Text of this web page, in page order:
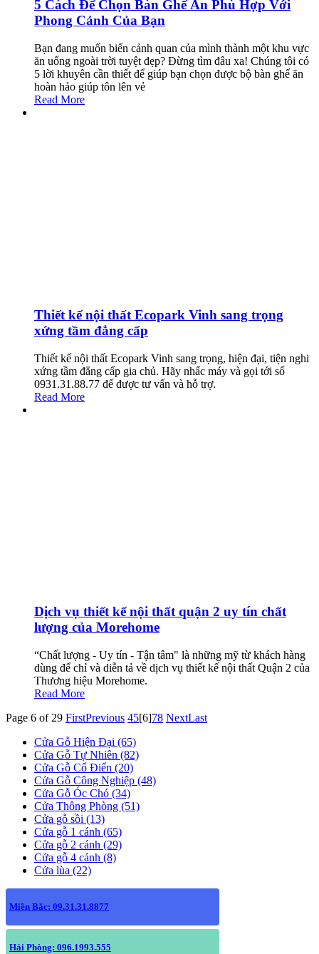
5 Cách Để Chọn Bàn Ghế Ăn Phù Hợp Với
Phong Cảnh Của Bạn
Bạn đang muốn biến cảnh quan của mình thành một khu vực
ăn uống ngoài trời tuyệt đẹp? Đừng tìm đâu xa! Chúng tôi có
5 lời khuyên cần thiết để giúp bạn chọn được bộ bàn ghế ăn
hoàn hảo giúp tôn lên vẻ
Read More
Thiết kế nội thất Ecopark Vinh sang trọng
xứng tầm đẳng cấp
Thiết kế nội thất Ecopark Vinh sang trọng, hiện đại, tiện nghi
xứng tầm đẳng cấp gia chủ. Hãy nhấc máy và gọi tới số
0931.31.88.77 để được tư vấn và hỗ trợ.
Read More
Dịch vụ thiết kế nội thất quận 2 uy tín chất
lượng của Morehome
“Chất lượng - Uy tín - Tận tâm" là những mỹ từ khách hàng
dùng để chỉ và diễn tả về dịch vụ thiết kế nội thất Quận 2 của
Thương hiệu Morehome.
Read More
Page 6 of 29 FirstPrevious 45[6]78 NextLast
Cửa Gỗ Hiện Đại (65)
Cửa Gỗ Tự Nhiên (82)
Cửa Gỗ Cổ Điển (20)
Cửa Gỗ Công Nghiệp (48)
Cửa Gỗ Óc Chó (34)
Cửa Thông Phòng (51)
Cửa gỗ sồi (13)
Cửa gỗ 1 cánh (65)
Cửa gỗ 2 cánh (29)
Cửa gỗ 4 cánh (8)
Cửa lùa (22)
Miền Bắc: 09.31.31.8877
Hải Phòng: 096.1993.555